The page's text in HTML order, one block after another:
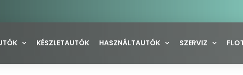
KÉSZLETAUTÓK HASZNÁLTAUTÓK SZERVIZ